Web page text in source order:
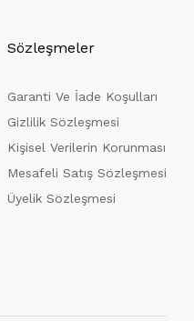
Sözleşmeler
Garanti Ve İade Koşulları
Gizlilik Sözleşmesi
Kişisel Verilerin Korunması
Mesafeli Satış Sözleşmesi
Üyelik Sözleşmesi